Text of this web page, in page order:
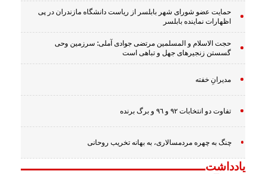
حمایت عضو شورای شهر بابلسر از ریاست دانشگاه مازندران در پی
اظهارات نماینده بابلسر
حجت الاسلام و المسلمین مرتضی جوادی آملی: سرزمین وحى
گسستن زنجیرهاى جهل و تباهى است
مدیرانِ خفته
تفاوت دو انتخابات ٩٢ و ٩٦ و برگ برنده
چنگ به چهره مردمسالاری، به بهانه تخریب روحانی
یادداشت